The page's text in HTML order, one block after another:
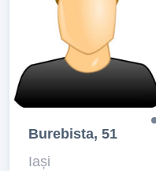
Burebista, 51
Iași